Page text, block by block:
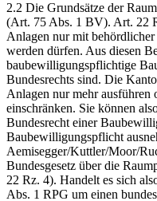
2.2 Die Grundsätze der
(Art. 75 Abs. 1 BV). Art. 22
Anlagen nur mit
werden dürfen. Aus diesen
baubewilligungspflichtige
Bundesrechts sind. Die
Anlagen nur mehr ausführen
einschränken. Sie können
Bundesrecht einer
Baubewilligungspflicht
Aemisegger/Kuttler/Moor/
Bundesgesetz über die
22 Rz. 4). Handelt es sich
Abs. 1 RPG um einen